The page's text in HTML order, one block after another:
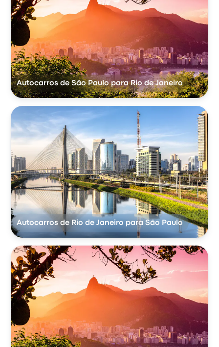
Autocarros de São Paulo para Rio de Janeiro
Autocarros de Rio de Janeiro para São Paulo